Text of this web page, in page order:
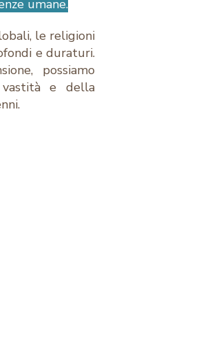
umane.
le religioni
e duraturi.
possiamo
vastità e della